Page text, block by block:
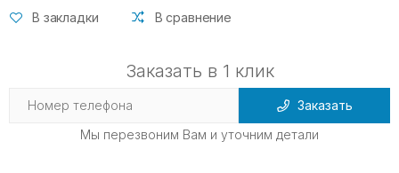
В закладки В сравнение
Заказать в 1 клик
Заказать
Мы перезвоним Вам и уточним детали